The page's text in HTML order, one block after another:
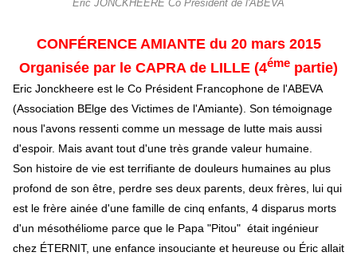
Eric JONCKHEERE Co Président de l'ABEVA
CONFÉRENCE AMIANTE du 20 mars 2015
Organisée par le CAPRA de LILLE (4éme partie)
Eric Jonckheere est le Co Président Francophone de l'ABEVA
(Association BElge des Victimes de l'Amiante). Son témoignage
nous l'avons ressenti comme un message de lutte mais aussi
d'espoir. Mais avant tout d'une très grande valeur humaine.
Son histoire de vie est terrifiante de douleurs humaines au plus
profond de son être, perdre ses deux parents, deux frères, lui qui
est le frère ainée d'une famille de cinq enfants, 4 disparus morts
d'un mésothéliome parce que le Papa "Pitou" était ingénieur
chez ÉTERNIT, une enfance insouciante et heureuse ou Éric allait